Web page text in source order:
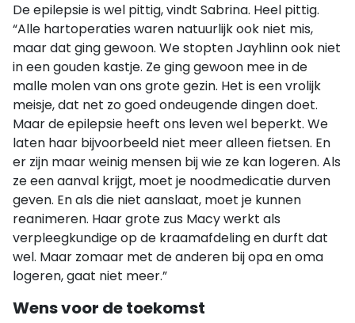
De epilepsie is wel pittig, vindt Sabrina. Heel pittig.
“Alle hartoperaties waren natuurlijk ook niet mis,
maar dat ging gewoon. We stopten Jayhlinn ook niet
in een gouden kastje. Ze ging gewoon mee in de
malle molen van ons grote gezin. Het is een vrolijk
meisje, dat net zo goed ondeugende dingen doet.
Maar de epilepsie heeft ons leven wel beperkt. We
laten haar bijvoorbeeld niet meer alleen fietsen. En
er zijn maar weinig mensen bij wie ze kan logeren. Als
ze een aanval krijgt, moet je noodmedicatie durven
geven. En als die niet aanslaat, moet je kunnen
reanimeren. Haar grote zus Macy werkt als
verpleegkundige op de kraamafdeling en durft dat
wel. Maar zomaar met de anderen bij opa en oma
logeren, gaat niet meer.”
Wens voor de toekomst